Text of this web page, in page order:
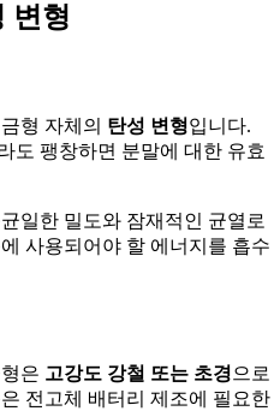
변형
형 자체의 탄성 변형입니다.
도 팽창하면 분말에 대한 유효
일한 밀도와 잠재적인 균열로
사용되어야 할 에너지를 흡수
은 고강도 강철 또는 초경으로
전고체 배터리 제조에 필요한